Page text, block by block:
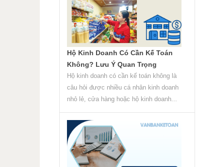
Hộ Kinh Doanh Có Cần Kế Toán
Không? Lưu Ý Quan Trọng
Hộ kinh doanh có cần kế toán không là
câu hỏi được nhiều cá nhân kinh doanh
nhỏ lẻ, cửa hàng hoặc hộ kinh doanh...